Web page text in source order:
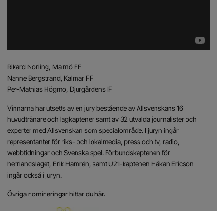
Rikard Norling, Malmö FF
Nanne Bergstrand, Kalmar FF
Per-Mathias Högmo, Djurgårdens IF
Vinnarna har utsetts av en jury bestående av Allsvenskans 16
huvudtränare och lagkaptener samt av 32 utvalda journalister och
experter med Allsvenskan som specialområde. I juryn ingår
representanter för riks- och lokalmedia, press och tv, radio,
webbtidningar och Svenska spel. Förbundskaptenen för
herrlandslaget, Erik Hamrén, samt U21-kaptenen Håkan Ericson
ingår också i juryn.
Övriga nomineringar hittar duhär.